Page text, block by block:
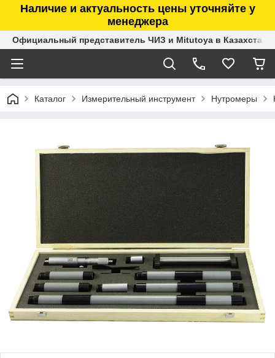
Наличие и актуальность цены уточняйте у
менеджера
Официальный представитель ЧИЗ и Mitutoya в Казахстане
Каталог Измерительный инструмент Нутромеры